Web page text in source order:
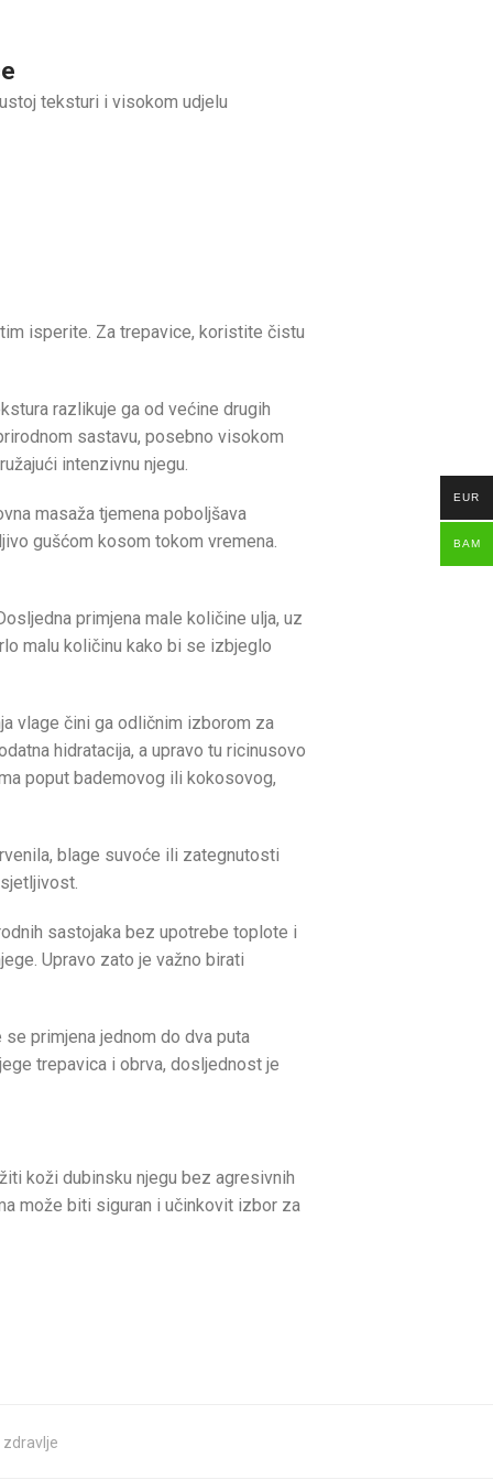
teksturi i visokom udjelu
isperite. Za trepavice, koristite čistu
razlikuje ga od većine drugih
sastavu, posebno visokom
intenzivnu njegu.
masaža tjemena poboljšava
gušćom kosom tokom vremena.
primjena male količine ulja, uz
malu količinu kako bi se izbjeglo
vlage čini ga odličnim izborom za
hidratacija, a upravo tu ricinusovo
poput bademovog ili kokosovog,
blage suvoće ili zategnutosti
sastojaka bez upotrebe toplote i
Upravo zato je važno birati
primjena jednom do dva puta
trepavica i obrva, dosljednost je
koži dubinsku njegu bez agresivnih
može biti siguran i učinkovit izbor za
zdravlje
EUR
BAM